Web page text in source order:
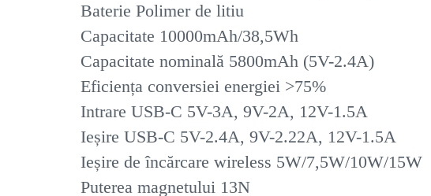
Baterie Polimer de litiu
Capacitate 10000mAh/38,5Wh
Capacitate nominală 5800mAh (5V-2.4A)
Eficiența conversiei energiei >75%
Intrare USB-C 5V-3A, 9V-2A, 12V-1.5A
Ieșire USB-C 5V-2.4A, 9V-2.22A, 12V-1.5A
Ieșire de încărcare wireless 5W/7,5W/10W/15W
Puterea magnetului 13N